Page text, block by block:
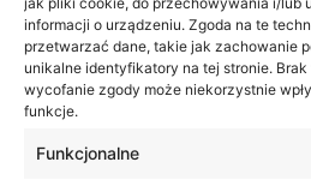
informacji o urządzeniu. Zgoda na te
przetwarzać dane, takie jak zachowanie
unikalne identyfikatory na tej stronie.
wycofanie zgody może niekorzystnie
funkcje.
Funkcjonalne